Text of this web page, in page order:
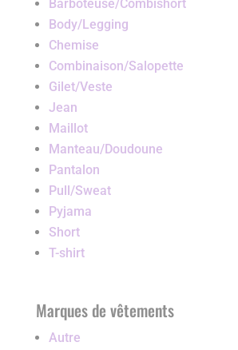
Barboteuse/Combishort
Body/Legging
Chemise
Combinaison/Salopette
Gilet/Veste
Jean
Maillot
Manteau/Doudoune
Pantalon
Pull/Sweat
Pyjama
Short
T-shirt
Marques de vêtements
Autre